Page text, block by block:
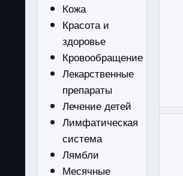
Кожа
Красота и
здоровье
Кровообращение
Лекарственные
препараты
Лечение детей
Лимфатическая
система
Лямбли
Месячные